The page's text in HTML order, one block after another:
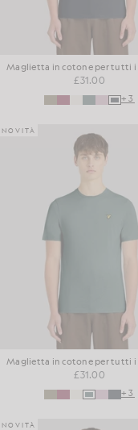
£31.00
+3
NOVITÀ
£31.00
+3
NOVITÀ